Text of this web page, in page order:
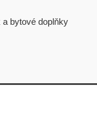
a bytové doplňky